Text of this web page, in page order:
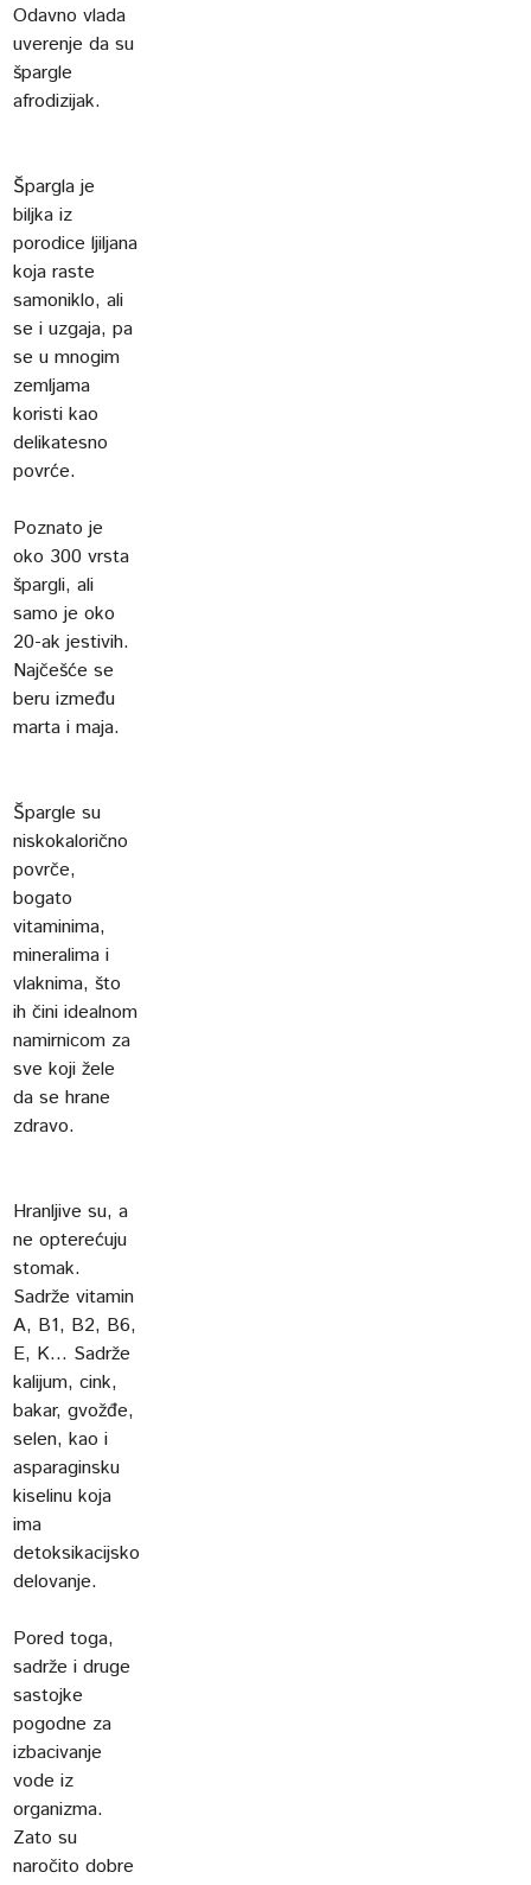
Odavno vlada
uverenje da su
špargle
afrodizijak.
Špargla je
biljka iz
porodice ljiljana
koja raste
samoniklo, ali
se i uzgaja, pa
se u mnogim
zemljama
koristi kao
delikatesno
povrće.
Poznato je
oko 300 vrsta
špargli, ali
samo je oko
20-ak jestivih.
Najčešće se
beru između
marta i maja.
Špargle su
niskokalorično
povrče,
bogato
vitaminima,
mineralima i
vlaknima, što
ih čini idealnom
namirnicom za
sve koji žele
da se hrane
zdravo.
Hranljive su, a
ne opterećuju
stomak.
Sadrže vitamin
A, B1, B2, B6,
E, K... Sadrže
kalijum, cink,
bakar, gvožđe,
selen, kao i
asparaginsku
kiselinu koja
ima
detoksikacijsko
delovanje.
Pored toga,
sadrže i druge
sastojke
pogodne za
izbacivanje
vode iz
organizma.
Zato su
naročito dobre